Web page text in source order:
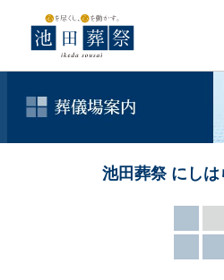
池田葬祭 にしは